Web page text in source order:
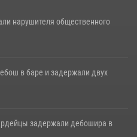
нарушителя общественного
в баре и задержали двух
задержали дебошира в